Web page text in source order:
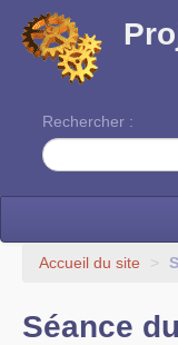
Rechercher :
La ruche
Accueil du site >
Séance